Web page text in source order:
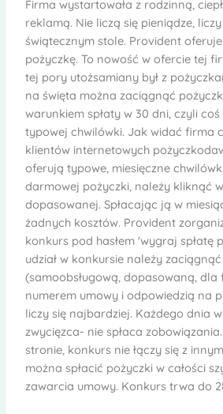
Firma wystartowała z rodzinną,
reklamą. Nie liczą się pieniądze,
świątecznym stole. Provident
pożyczkę. To nowość w ofercie tej
tej pory utożsamiany był z
na święta można zaciągnąć
warunkiem spłaty w 30 dni, czyli
typowej chwilówki. Jak widać firma
klientów internetowych
oferują typowe, miesięczne
darmowej pożyczki, należy kliknąć
dopasowanej. Spłacając ją w
żadnych kosztów. Provident
konkurs pod hasłem 'wygraj spłatę
udział w konkursie należy
(samoobsługową, dopasowaną, dla
numerem umowy i odpowiedzią na
liczy się najbardziej. Każdego dnia
zwycięzca- nie spłaca
stronie, konkurs nie łączy się z
można spłacić pożyczki w całości
zawarcia umowy. Konkurs trwa do